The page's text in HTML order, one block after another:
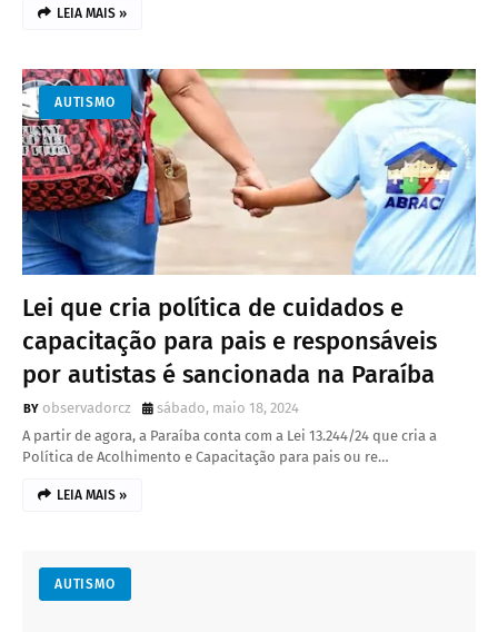
LEIA MAIS »
AUTISMO
Lei que cria política de cuidados e
capacitação para pais e responsáveis
por autistas é sancionada na Paraíba
observadorcz
sábado, maio 18, 2024
A partir de agora, a Paraíba conta com a Lei 13.244/24 que cria a
Política de Acolhimento e Capacitação para pais ou re…
LEIA MAIS »
AUTISMO